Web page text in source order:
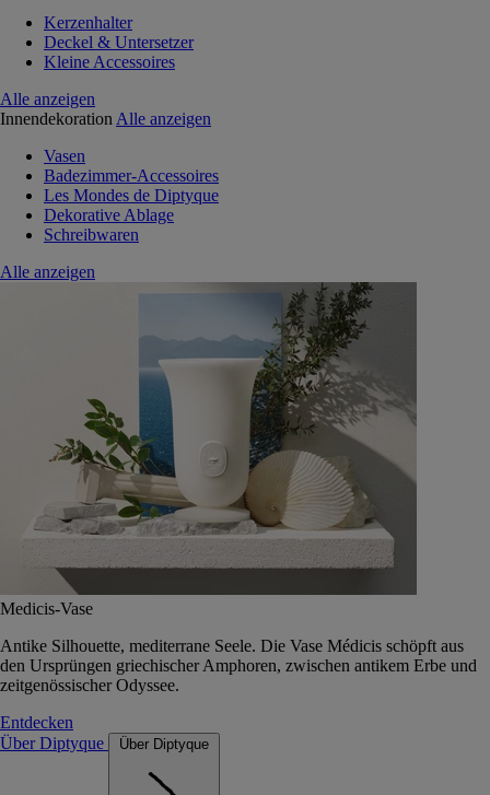
Kerzenhalter
Deckel & Untersetzer
Kleine Accessoires
Alle anzeigen
Innendekoration Alle anzeigen
Vasen
Badezimmer-Accessoires
Les Mondes de Diptyque
Dekorative Ablage
Schreibwaren
Alle anzeigen
Medicis-Vase
Antike Silhouette, mediterrane Seele. Die Vase Médicis schöpft aus
den Ursprüngen griechischer Amphoren, zwischen antikem Erbe und
zeitgenössischer Odyssee.
Entdecken
Über Diptyque
Über Diptyque